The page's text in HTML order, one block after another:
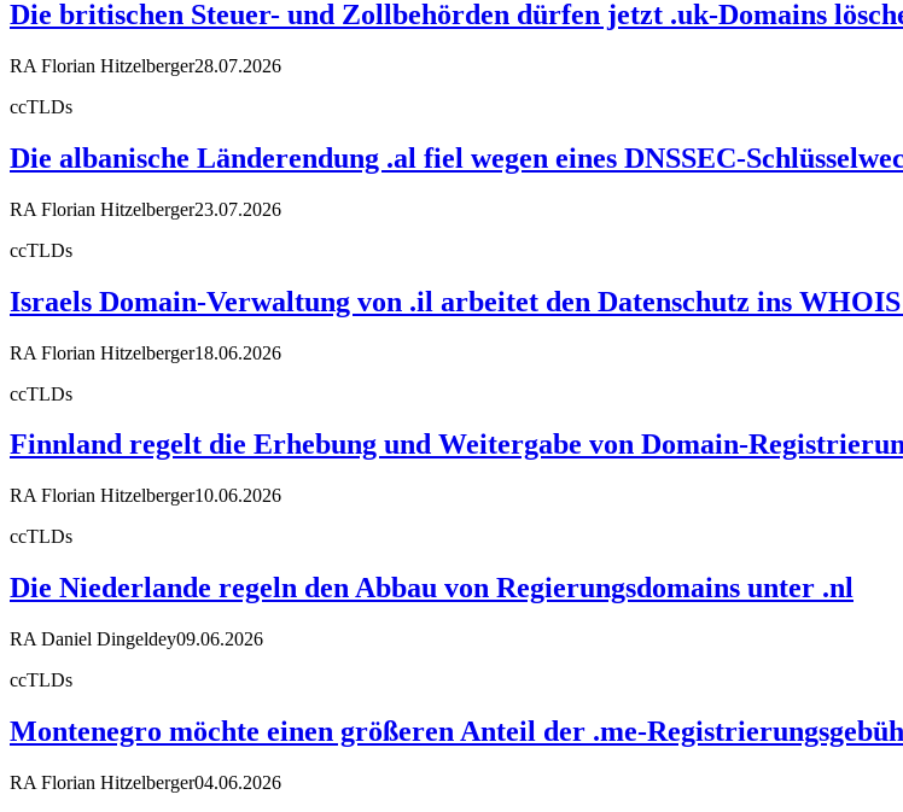
Die britischen Steuer- und Zollbehörden dürfen jetzt .uk-Domains
RA Florian Hitzelberger28.07.2026
ccTLDs
Die albanische Länderendung .al fiel wegen eines DNSSEC-
RA Florian Hitzelberger23.07.2026
ccTLDs
Israels Domain-Verwaltung von .il arbeitet den Datenschutz ins
RA Florian Hitzelberger18.06.2026
ccTLDs
Finnland regelt die Erhebung und Weitergabe von Domain-
RA Florian Hitzelberger10.06.2026
ccTLDs
Die Niederlande regeln den Abbau von Regierungsdomains unter .nl
RA Daniel Dingeldey09.06.2026
ccTLDs
Montenegro möchte einen größeren Anteil der .me-
RA Florian Hitzelberger04.06.2026